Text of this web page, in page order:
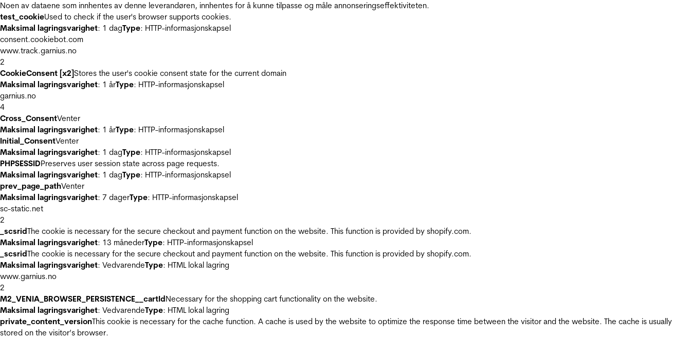
Noen av dataene som innhentes av denne leverandøren, innhentes for å kunne tilpasse og måle annonseringseffektiviteten.
test_cookieUsed to check if the user's browser supports cookies.
Maksimal lagringsvarighet: 1 dagType: HTTP-informasjonskapsel
consent.cookiebot.com
www.track.garnius.no
2
CookieConsent [x2]Stores the user's cookie consent state for the current domain
Maksimal lagringsvarighet: 1 årType: HTTP-informasjonskapsel
garnius.no
4
Cross_ConsentVenter
Maksimal lagringsvarighet: 1 årType: HTTP-informasjonskapsel
Initial_ConsentVenter
Maksimal lagringsvarighet: 1 dagType: HTTP-informasjonskapsel
PHPSESSIDPreserves user session state across page requests.
Maksimal lagringsvarighet: 1 dagType: HTTP-informasjonskapsel
prev_page_pathVenter
Maksimal lagringsvarighet: 7 dagerType: HTTP-informasjonskapsel
sc-static.net
2
_scsridThe cookie is necessary for the secure checkout and payment function on the website. This function is provided by shopify.com.
Maksimal lagringsvarighet: 13 månederType: HTTP-informasjonskapsel
_scsridThe cookie is necessary for the secure checkout and payment function on the website. This function is provided by shopify.com.
Maksimal lagringsvarighet: VedvarendeType: HTML lokal lagring
www.garnius.no
2
M2_VENIA_BROWSER_PERSISTENCE__cartIdNecessary for the shopping cart functionality on the website.
Maksimal lagringsvarighet: VedvarendeType: HTML lokal lagring
private_content_versionThis cookie is necessary for the cache function. A cache is used by the website to optimize the response time between the visitor and the website. The cache is usually
stored on the visitor’s browser.